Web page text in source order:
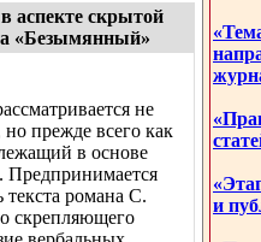
аспекте скрытой
«Безымянный»
не
но прежде всего как
в основе
Предпринимается
текста романа С.
скрепляющего
и